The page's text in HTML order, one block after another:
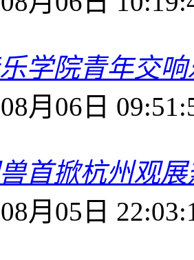
学院青年交
月06日
首掀杭州观
月05日